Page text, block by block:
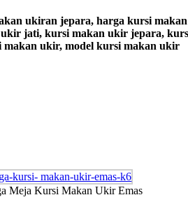
ukiran jepara, harga kursi
jati, kursi makan ukir jepara,
ukir, model kursi makan ukir
Meja Kursi Makan Ukir Emas